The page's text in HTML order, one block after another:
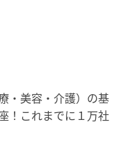
・美容・介護）の基
！これまでに１万社